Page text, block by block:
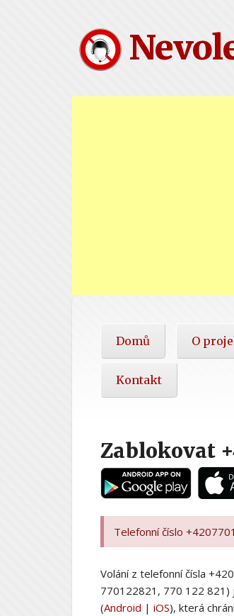
Domů O
Kontakt
Zablokovat
Telefonní číslo
Volání z telefonní čísla
770122821, 770 122 821)
(Android | iOS), která